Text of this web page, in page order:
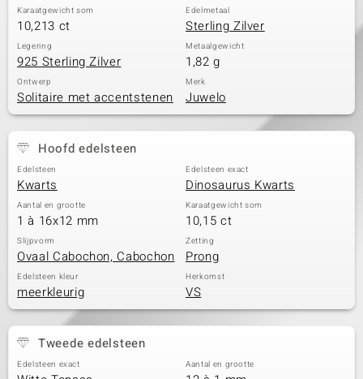
Karaatgewicht som
10,213 ct
Edelmetaal
Sterling Zilver
Legering
925 Sterling Zilver
Metaalgewicht
1,82 g
Ontwerp
Solitaire met accentstenen
Merk
Juwelo
Hoofd edelsteen
Edelsteen
Kwarts
Edelsteen exact
Dinosaurus Kwarts
Aantal en grootte
1 à 16x12 mm
Karaatgewicht som
10,15 ct
Slijpvorm
Ovaal Cabochon, Cabochon
Zetting
Prong
Edelsteen kleur
meerkleurig
Herkomst
VS
Tweede edelsteen
Edelsteen exact Aantal en grootte